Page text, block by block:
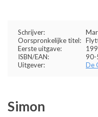
Schrijver:
Oorspronkelijke titel:
Eerste uitgave:
ISBN/EAN:
Uitgever:
De
Simon